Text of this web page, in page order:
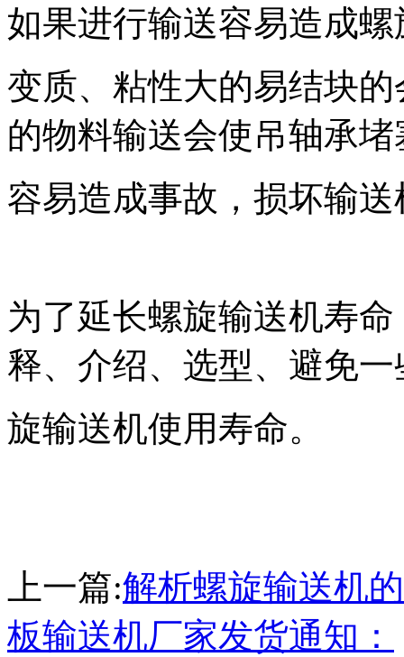
如果进行输送容易造成
变质、粘性大的易结块
的物料输送会使吊轴承
容易造成事故，损坏输送
为了延长螺旋输送机寿
释、介绍、选型、避免
旋输送机使用寿命。
上一篇:解析螺旋输送机
板输送机厂家发货通知：